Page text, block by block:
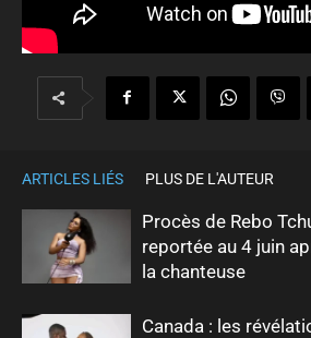
ARTICLES LIÉS PLUS DE L'AUTEUR
Procès de Rebo
reportée au 4 juin
la chanteuse
Canada : les